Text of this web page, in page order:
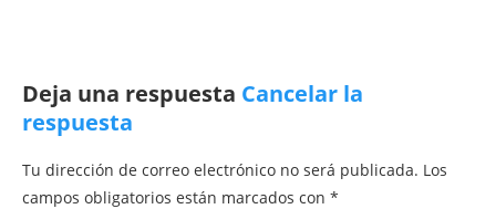
Deja una respuesta Cancelar la
respuesta
Tu dirección de correo electrónico no será publicada. Los
campos obligatorios están marcados con *